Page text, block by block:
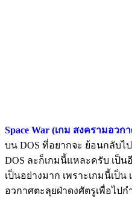
Space War (เกม สงครามอวก
บน DOS ที่อยากจะ ย้อนกลับ
DOS ละก็เกมนี้แหละครับ เป็น
เป็นอย่างมาก เพราะเกมนี้เป็
อวกาศตะลุยฝ่าดงศัตรูเพื่อไป